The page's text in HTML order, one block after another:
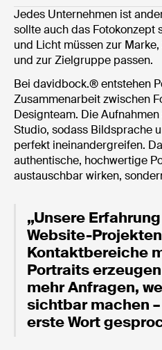
Jedes Unternehmen ist
sollte auch das Fotokonzept
und Licht müssen zur
und zur Zielgruppe passen.
Bei davidbock.® entstehen
Zusammenarbeit zwischen
Designteam. Die
Studio, sodass Bildsprache
perfekt ineinandergreifen.
authentische, hochwertige
austauschbar wirken,
„Unsere
Website-
Kontaktbereiche
Portraits
mehr Anfragen,
sichtbar machen
erste Wort